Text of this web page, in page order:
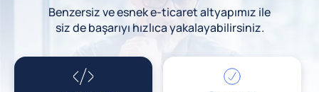
Benzersiz ve esnek e-ticaret altyapımız ile
siz de başarıyı hızlıca yakalayabilirsiniz.